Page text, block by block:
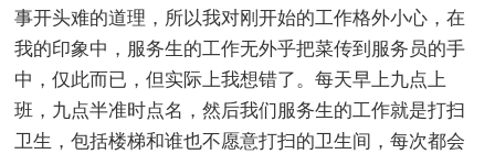
事开头难的道理，所以我对刚开始的工作格外小心，在
我的印象中，服务生的工作无外乎把菜传到服务员的手
中，仅此而已，但实际上我想错了。每天早上九点上
班，九点半准时点名，然后我们服务生的工作就是打扫
卫生，包括楼梯和谁也不愿意打扫的卫生间，每次都会